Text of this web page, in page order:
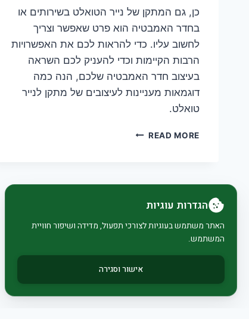
כן, גם המתקן של נייר הטואלט בשירותים או
בחדר האמבטיה הוא פרט שאפשר וצריך
לחשוב עליו. כדי להראות לכם את האפשרויות
הרבות הקיימות וכדי להעניק לכם השראה
בעיצוב חדר האמבטיה שלכם, הנה כמה
דוגמאות מעניינות לעיצובים של מתקן לנייר
טואלט.
READ MOREהעיצוב
בוחרים
לניירהגדרות עוגיות
האתר משתמש בעוגיות לצורכי תפעול, מדידה ושיפור חוויית
המשתמש.
אישור וסגירה